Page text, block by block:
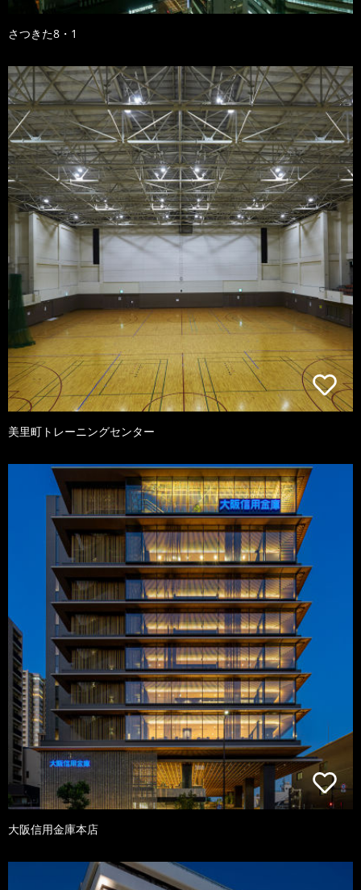
さつきた8・1
美里町トレーニングセンター
大阪信用金庫本店